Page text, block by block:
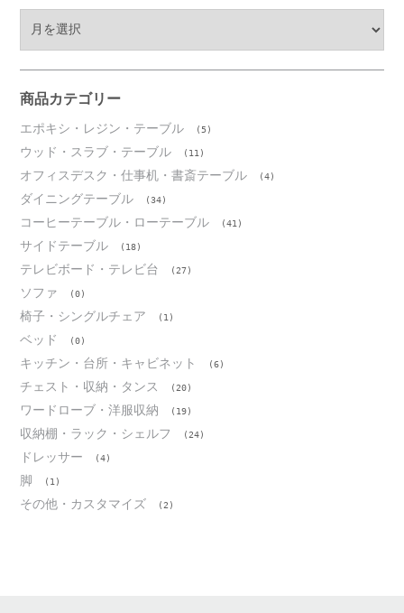
ブ
商品カテゴリー
エポキシ・レジン・テーブル (5)
ウッド・スラブ・テーブル (11)
オフィスデスク・仕事机・書斎テーブル (4)
ダイニングテーブル (34)
コーヒーテーブル・ローテーブル (41)
サイドテーブル (18)
テレビボード・テレビ台 (27)
ソファ (0)
椅子・シングルチェア (1)
ベッド (0)
キッチン・台所・キャビネット (6)
チェスト・収納・タンス (20)
ワードローブ・洋服収納 (19)
収納棚・ラック・シェルフ (24)
ドレッサー (4)
脚 (1)
その他・カスタマイズ (2)